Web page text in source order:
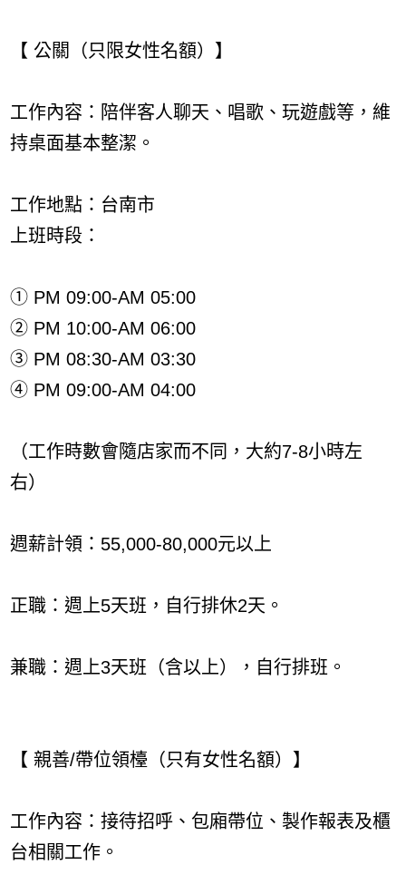
【 公關（只限女性名額）】
工作內容：陪伴客人聊天、唱歌、玩遊戲等，維
持桌面基本整潔。
工作地點：台南市
上班時段：
① PM 09:00-AM 05:00
② PM 10:00-AM 06:00
③ PM 08:30-AM 03:30
④ PM 09:00-AM 04:00
（工作時數會隨店家而不同，大約7-8小時左
右）
週薪計領：55,000-80,000元以上
正職：週上5天班，自行排休2天。
兼職：週上3天班（含以上），自行排班。
【 親善/帶位領檯（只有女性名額）】
工作內容：接待招呼、包廂帶位、製作報表及櫃
台相關工作。